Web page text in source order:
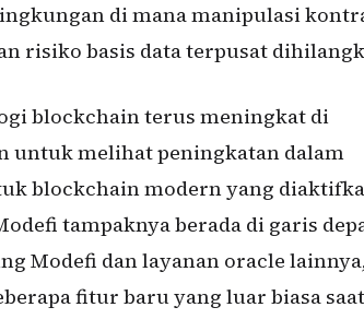
di mana manipulasi
risiko basis data terpusat
blockchain terus meningkat di
untuk melihat peningkatan dalam
blockchain modern yang
tampaknya berada di garis
Modefi dan layanan oracle
fitur baru yang luar biasa saat